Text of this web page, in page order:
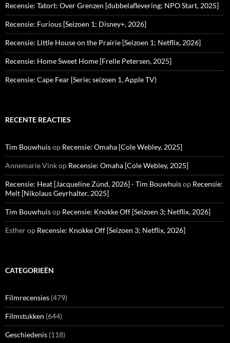
Recensie: Tatort: Over Grenzen [dubbelaflevering; NPO Start, 2025]
Recensie: Furious [Seizoen 1; Disney+, 2026]
Recensie: Little House on the Prairie [Seizoen 1; Netflix, 2026]
Recensie: Home Sweet Home [Frelle Petersen, 2025]
Recensie: Cape Fear [Serie; seizoen 1, Apple TV)
RECENTE REACTIES
Tim Bouwhuisop Recensie: Omaha [Cole Webley, 2025]
Annemarie Vinkop Recensie: Omaha [Cole Webley, 2025]
Recensie: Heat [Jacqueline Zünd, 2026] - Tim Bouwhuisop Recensie:
Melt [Nikolaus Geyrhalter, 2025]
Tim Bouwhuisop Recensie: Knokke Off [Seizoen 3; Netflix, 2026]
Estherop Recensie: Knokke Off [Seizoen 3; Netflix, 2026]
CATEGORIEËN
Filmrecensies (479)
Filmstukken (644)
Geschiedenis (118)